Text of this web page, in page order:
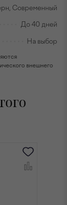
Современный
До 40 дней
На выбор
внешнего